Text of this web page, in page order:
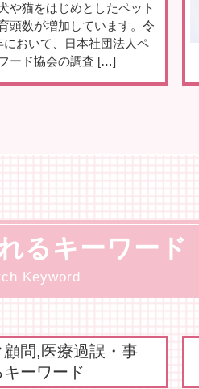
や猫をはじめとしたペット
頭数が増加しています。令
において、日本社団法人ペ
ード協会の調査 […]
るキーワード
Keyword
顧問,医療過誤・事
ーワード